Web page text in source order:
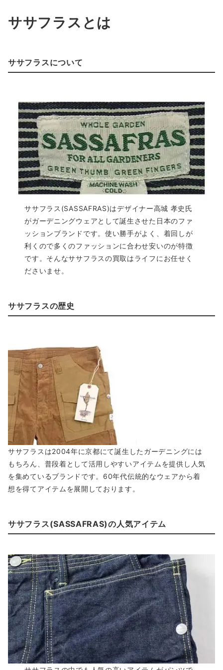
ササフラスとは
ササフラスについて
ササフラス(SASSAFRAS)はデザイナー高城 孝史氏
がガーデニングウェアとして誕生させた日本のファ
ッションブランドです。使い勝手がよく、着回しが
利くので多くのファッションに合わせ安いのが特徴
です。そんなササフラスの買取はライフにお任せく
ださいませ。
ササフラスの歴史
ササフラスは2004年に京都にて誕生したガーデニングには
もちろん、普段着として活用しやすいアイテムを提供し人気
を集めているブランドです。60年代伝統的なウェアから着
想を得てアイテムを展開しております。
ササフラス(SASSAFRAS)の人気アイテム